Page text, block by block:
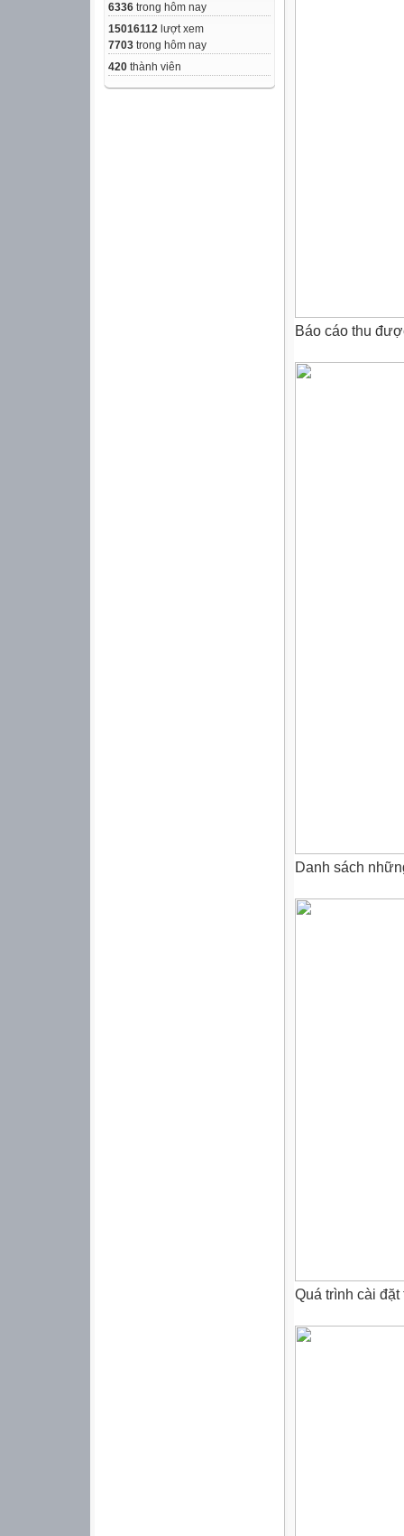
6336 trong hôm nay
15016112 lượt xem
7703 trong hôm nay
420 thành viên
Báo cáo thu
Danh sách
Quá trình cài đặt